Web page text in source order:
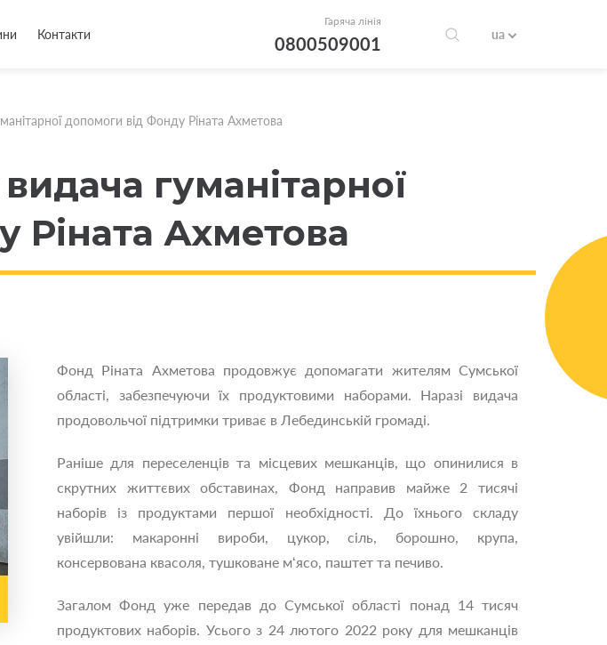
Контакти
Гаряча лінія
0800509001 ua
допомоги від Фонду Ріната Ахметова
гуманітарної
Ріната Ахметова
Фонд Ріната Ахметова продовжує допомагати жителям Сумської
області, забезпечуючи їх продуктовими наборами. Наразі видача
продовольчої підтримки триває в Лебединській громаді.
Раніше для переселенців та місцевих мешканців, що опинилися в
скрутних життєвих обставинах, Фонд направив майже 2 тисячі
наборів із продуктами першої необхідності. До їхнього складу
увійшли: макаронні вироби, цукор, сіль, борошно, крупа,
консервована квасоля, тушковане м‘ясо, паштет та печиво.
Загалом Фонд уже передав до Сумської області понад 14 тисяч
продуктових наборів. Усього з 24 лютого 2022 року для мешканців